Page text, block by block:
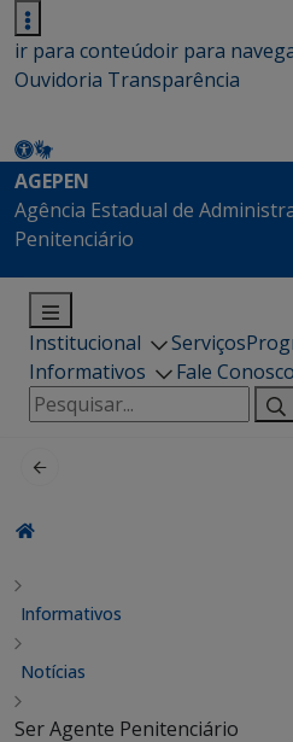
ir para conteúdoir para
Ouvidoria Transparência
AGEPEN
Agência Estadual de
Penitenciário
Institucional Serviços
Informativos
Fale Conosco
Pesquisar
por:
Informativos
Notícias
Ser Agente Penitenciário